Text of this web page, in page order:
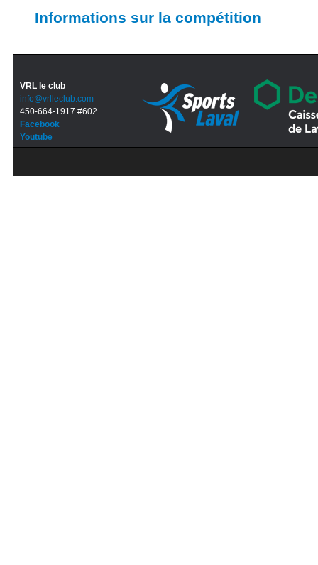
Informations sur la compétition
VRL le club
info@vrlleclub.com
450-664-1917 #602
Facebook
Youtube